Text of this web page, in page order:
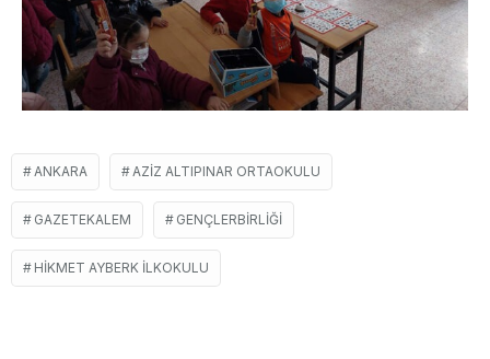
ANKARA AZIZ ALTIPINAR ORTAOKULU
GAZETEKALEM GENÇLERBIRLIĞI
HIKMET AYBERK İLKOKULU